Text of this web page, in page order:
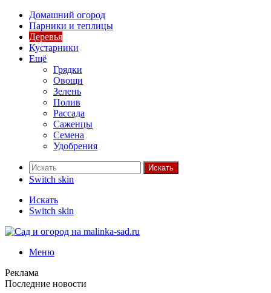
Домашний огород
Парники и теплицы
Деревья
Кустарники
Ещё
Грядки
Овощи
Зелень
Полив
Рассада
Саженцы
Семена
Удобрения
Искать
Switch skin
Искать
Switch skin
Меню
Реклама
Последние новости